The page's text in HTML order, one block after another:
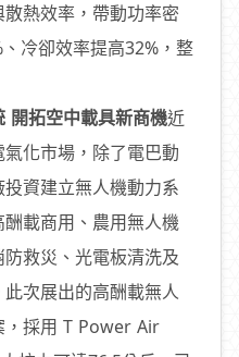
熱效率，帶動功率密
冷卻效率提高32%，整
開拓空中載具新商機近
化市場，除了電巴動
資建立無人機動力系
載商用、農用無人機
救災、光電板清洗及
次展出的高酬載無人
，採用 T Power Air